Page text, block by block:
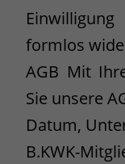
formlos
AGB Mit
Sie unsere
Datum,
B.KWK-